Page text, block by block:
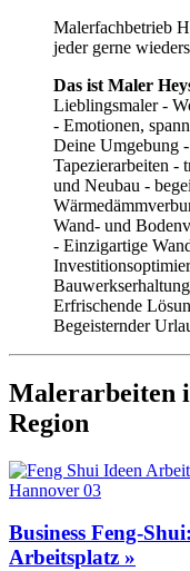
Malerfachbetrieb
jeder gerne
Das ist Maler
Lieblingsmaler -
- Emotionen,
Deine Umgebung
Tapezierarbeiten -
und Neubau -
Wand- und
- Einzigartige
Erfrischende
Begeisternder
Malerarbeiten
Region
Business Feng-
Arbeitsplatz »